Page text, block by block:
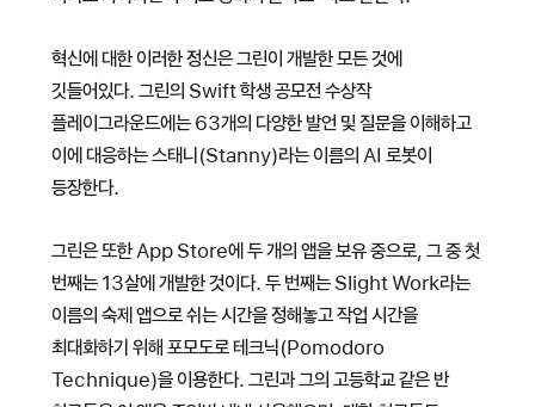
혁신에 대한 이러한 정신은 그린이 개발한 모든 것에
깃들어있다. 그린의 Swift 학생 공모전 수상작
플레이그라운드에는 63개의 다양한 발언 및 질문을 이해하고
이에 대응하는 스태니(Stanny)라는 이름의 AI 로봇이
등장한다.
그린은 또한 App Store에 두 개의 앱을 보유 중으로, 그 중 첫
번째는 13살에 개발한 것이다. 두 번째는 Slight Work라는
이름의 숙제 앱으로 쉬는 시간을 정해놓고 작업 시간을
최대화하기 위해 포모도로 테크닉(Pomodoro
Technique)을 이용한다. 그린과 그의 고등학교 같은 반